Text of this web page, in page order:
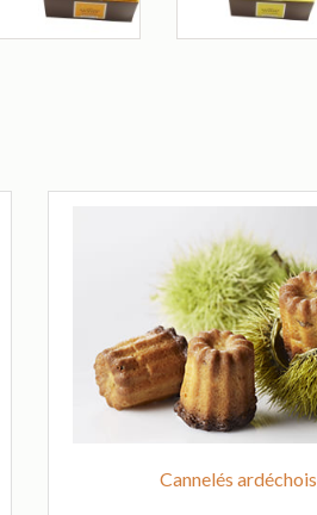
Cannelés ardéchois